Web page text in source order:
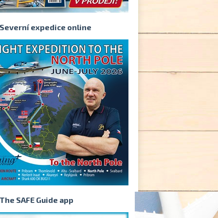
Severní expedice online
The SAFE Guide app